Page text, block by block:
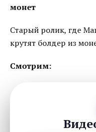
монет
Старый ролик, где
крутят болдер из
Смотрим: